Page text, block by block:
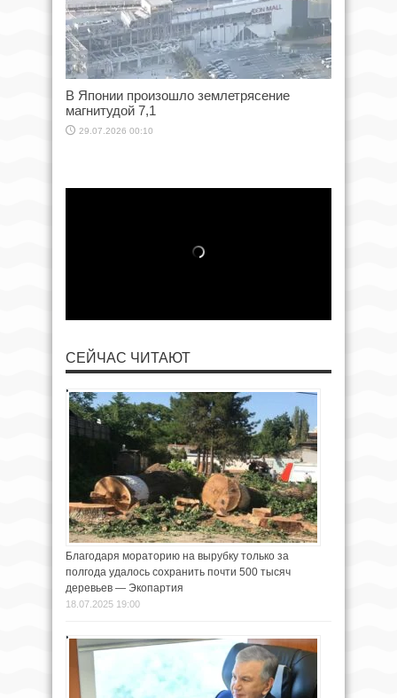
В Японии произошло землетрясение
магнитудой 7,1
29.07.2026 00:10
СЕЙЧАС ЧИТАЮТ
Благодаря мораторию на вырубку только за
полгода удалось сохранить почти 500 тысяч
деревьев — Экопартия
18.07.2025 19:00